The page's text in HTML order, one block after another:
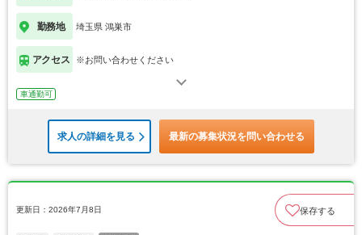
勤務地 埼玉県 鴻巣市
アクセス ※お問い合わせください
車通勤可
求人の詳細を見る 最新の募集状況を問い合わせる
更新日：2026年7月8日 保存する